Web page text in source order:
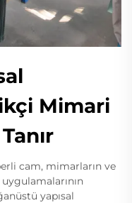
Mimari
cam, mimarların ve
yapısal